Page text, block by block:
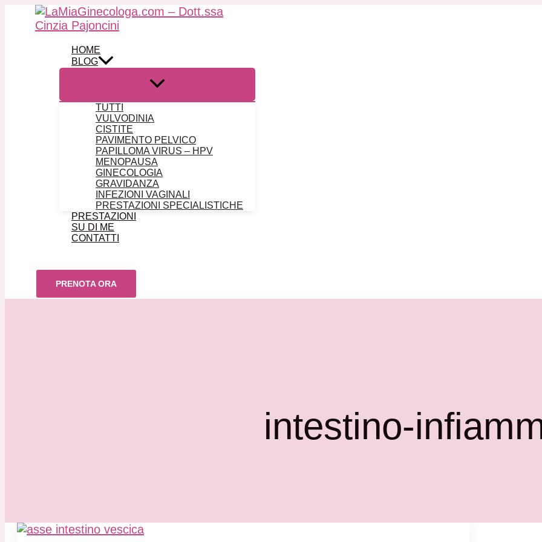
Vai al contenuto
HOME
BLOG
TUTTI
VULVODINIA
CISTITE
PAVIMENTO PELVICO
PAPILLOMA VIRUS – HPV
MENOPAUSA
GINECOLOGIA
GRAVIDANZA
INFEZIONI VAGINALI
PRESTAZIONI SPECIALISTICHE
PRESTAZIONI
SU DI ME
CONTATTI
PRENOTA ORA
intestino-